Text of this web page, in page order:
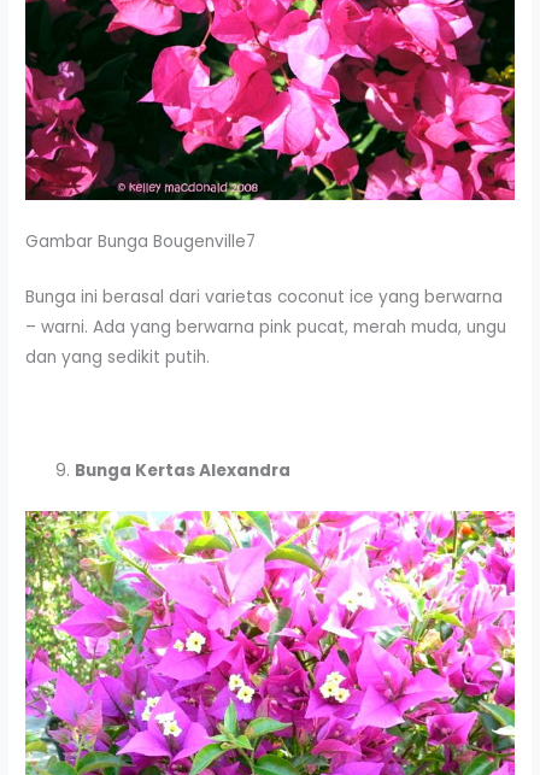
Gambar Bunga Bougenville7
Bunga ini berasal dari varietas coconut ice yang berwarna
– warni. Ada yang berwarna pink pucat, merah muda, ungu
dan yang sedikit putih.
Bunga Kertas Alexandra